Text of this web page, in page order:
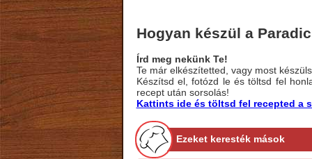
Hogyan készül a
Írd meg nekünk Te!
Te már elkészítetted, vagy most
Készítsd el, fotózd le és töltsd fel
recept után sorsolás!
Kattints ide és töltsd fel recepted a
Ezeket keresték mások